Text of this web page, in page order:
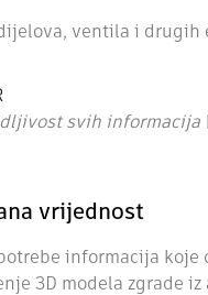
ventila i drugih
svih informacija
vrijednost
informacija koje
3D modela zgrade